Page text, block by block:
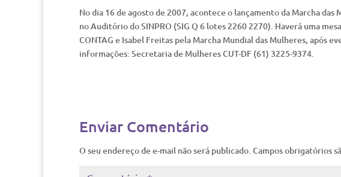
No dia 16 de agosto de 2007, acontece o lançamento da Marcha
no Auditório do SINPRO (SIG Q 6 lotes 2260 2270). Haverá uma
CONTAG e Isabel Freitas pela Marcha Mundial das Mulheres, após
informações: Secretaria de Mulheres CUT-DF (61) 3225-9374.
Enviar Comentário
O seu endereço de e-mail não será publicado. Campos obrigatórios